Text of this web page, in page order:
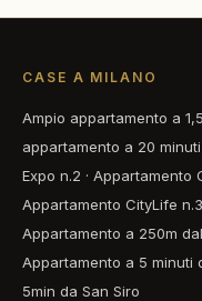
CASE A MILANO
Ampio appartamento a
appartamento a 20
Expo n.2 · Appartamento
Appartamento CityLife n.3
Appartamento a 250m
Appartamento a 5 minuti
5min da San Siro